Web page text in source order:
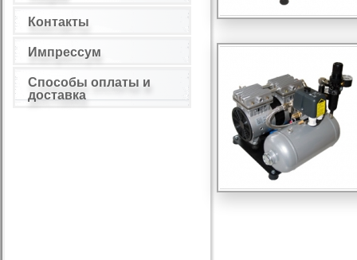
Контакты
Импрессум
Способы оплаты и
доставка